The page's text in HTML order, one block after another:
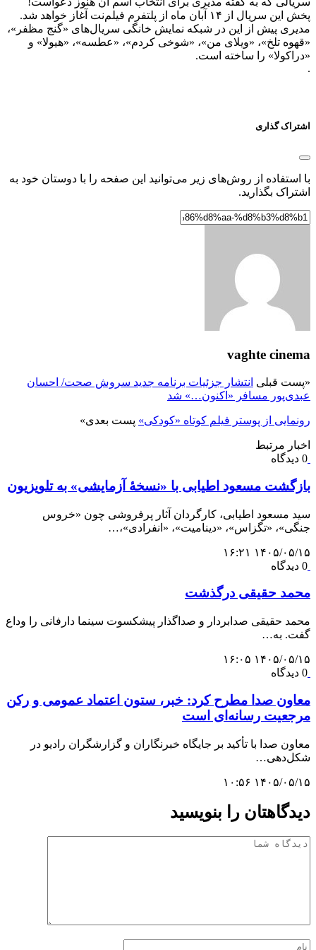
پخش این سریال از ۱۴ آبان ماه از پلتفرم فیلم‌نت آغاز خواهد شد.
مدیری پیش از این در شبکه نمایش خانگی سریال‌های «گنج مظفر»،
«قهوه تلخ»، «ویلای من»، «شوخی کردم»، «عطسه»، «هیولا» و
«دراکولا» را ساخته است.
.
اشتراک گذاری
با استفاده از روش‌های زیر می‌توانید این صفحه را با دوستان خود به
اشتراک بگذارید.
vaghte cinema
«پست قبلی انتشار جزئیات برنامه جدید سروش صحت/ احسان
عبدی‌پور مسافر «اکنون…» شد
رونمایی از پوستر فیلم کوتاه «کودکی» پست بعدی»
اخبار مرتبط
0 دیدگاه
بازگشت مسعود اطیابی با «نسخهٔ آزمایشی» به تلویزیون
سید مسعود اطیابی، کارگردان آثار پرفروشی چون «خروس
جنگی»، «تگزاس»، «دینامیت»، «انفرادی»،…
۱۴۰۵/۰۵/۱۵ ۱۶:۲۱
0 دیدگاه
محمد حقیقی درگذشت
محمد حقیقی صدابردار و صداگذار پیشکسوت سینما دارفانی را وداع
گفت. به…
۱۴۰۵/۰۵/۱۵ ۱۶:۰۵
0 دیدگاه
معاون صدا مطرح کرد: خبر، ستون اعتماد عمومی و رکن
مرجعیت رسانه‌ای است
معاون صدا با تأکید بر جایگاه خبرنگاران و گزارشگران رادیو در
شکل‌دهی…
۱۴۰۵/۰۵/۱۵ ۱۰:۵۶
دیدگاهتان را بنویسید